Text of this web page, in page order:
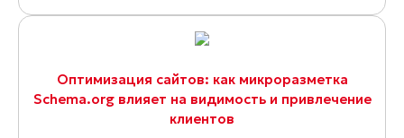
Оптимизация сайтов: как микроразметка
Schema.org влияет на видимость и привлечение
клиентов